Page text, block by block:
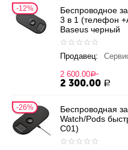
12%
Беспроводное
3 в 1 (телефон
Baseus черный
Продавец:
2 600.00Р
2 300.00 Р
26%
Беспроводная
Watch/Pods
C01)